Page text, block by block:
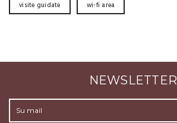
visite guidate wi-fi area
NEWSLETTER